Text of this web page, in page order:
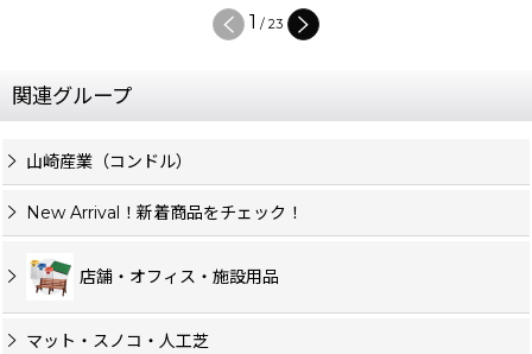
1 / 23
関連グループ
山崎産業（コンドル）
New Arrival！新着商品をチェック！
店舗・オフィス・施設用品
マット・スノコ・人工芝